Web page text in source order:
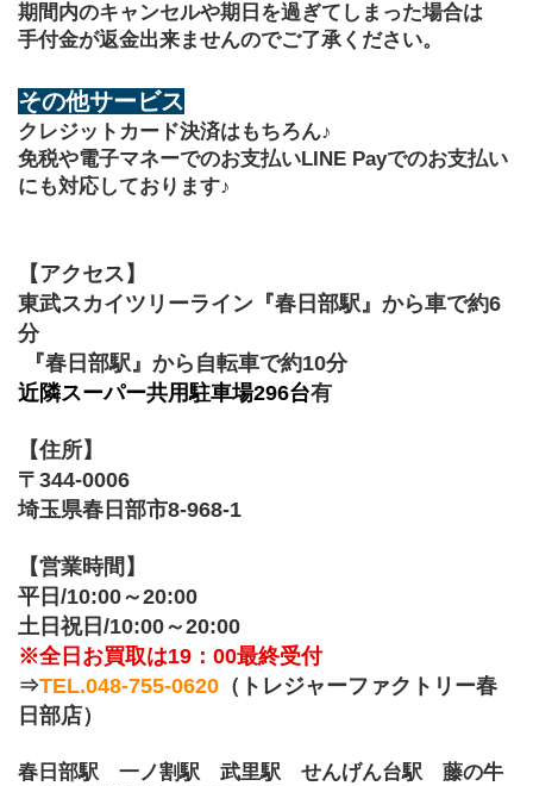
期間内のキャンセルや期日を過ぎてしまった場合は
手付金が返金出来ませんのでご了承ください。
その他サービス
クレジットカード決済はもちろん♪
免税や電子マネーでのお支払いLINE Payでのお支払い
にも対応しております♪
【アクセス】
東武スカイツリーライン『春日部駅』から車で約6
分
『春日部駅』から自転車で約10分
近隣スーパー共用駐車場296台有
【住所】
〒344-0006
埼玉県春日部市8-968-1
【営業時間】
平日/10:00～20:00
土日祝日/10:00～20:00
※全日お買取は19：00最終受付
⇒TEL.048-755-0620 （トレジャーファクトリー春
日部店）
春日部駅　一ノ割駅　武里駅　せんげん台駅　藤の牛